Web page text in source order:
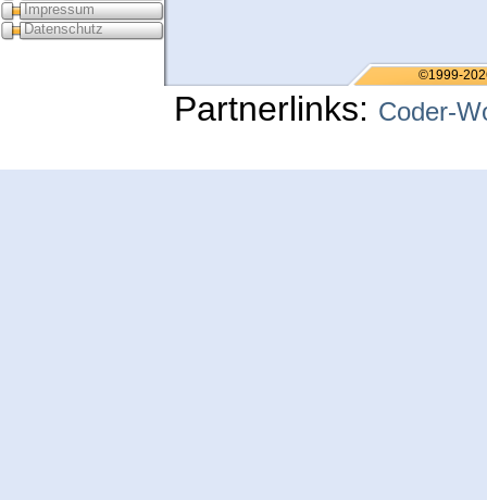
Impressum
Datenschutz
©1999-
Partnerlinks: Coder-